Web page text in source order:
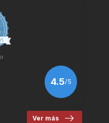
4.5/5
Ver más